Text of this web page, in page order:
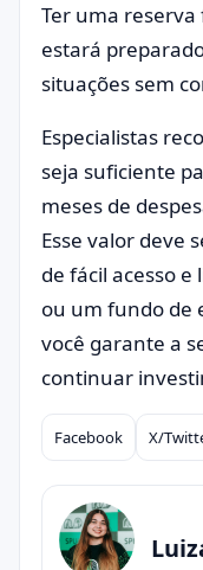
Ter uma
estará
situações sem
Especialistas
seja suficiente
meses de
Esse valor deve
de fácil acesso
ou um fundo de
você garante a
continuar
Compartilhar
Facebook X/